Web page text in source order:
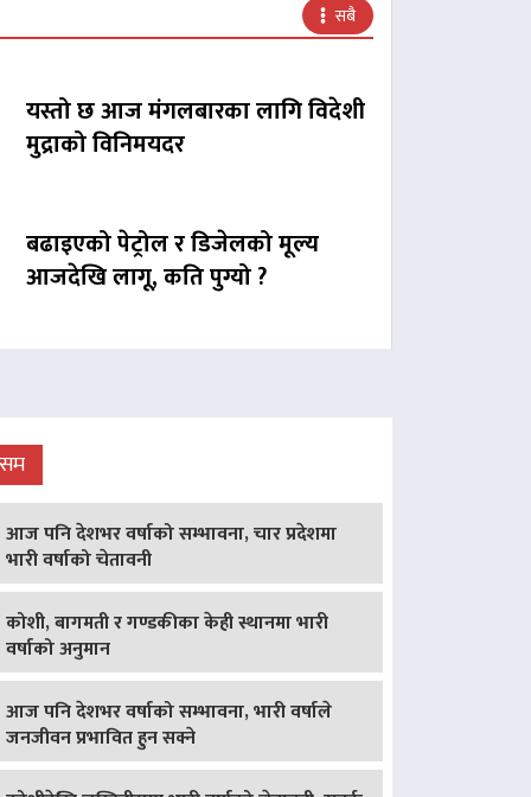
सबै
यस्तो छ आज मंगलबारका लागि विदेशी
मुद्राको विनिमयदर
बढाइएको पेट्रोल र डिजेलको मूल्य
आजदेखि लागू, कति पुग्यो ?
आज पनि देशभर वर्षाको सम्भावना, चार प्रदेशमा
भारी वर्षाको चेतावनी
कोशी, बागमती र गण्डकीका केही स्थानमा भारी
वर्षाको अनुमान
आज पनि देशभर वर्षाको सम्भावना, भारी वर्षाले
जनजीवन प्रभावित हुन सक्ने